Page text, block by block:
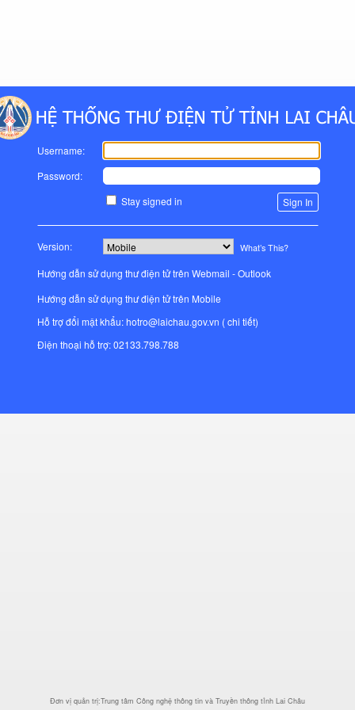
Username:
Password:
Stay signed in
Version: What’s This?
Hướng dẫn sử dụng thư điện tử trên Webmail - Outlook
Hướng dẫn sử dụng thư điện tử trên Mobile
Hỗ trợ đổi mật khẩu: hotro@laichau.gov.vn (chi tiết)
Điện thoại hỗ trợ: 02133.798.788
Đơn vị quản trị:Trung tâm Công nghệ thông tin và Truyền thông tỉnh Lai Châu